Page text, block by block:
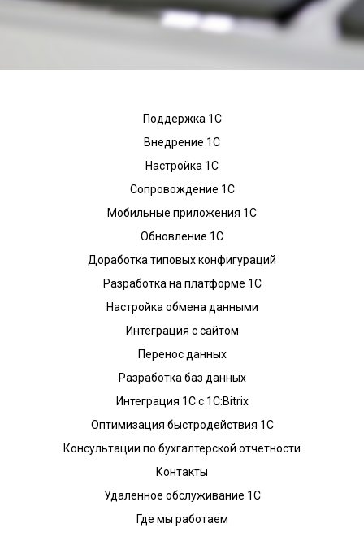
Поддержка 1С
Внедрение 1С
Настройка 1С
Сопровождение 1С
Мобильные приложения 1С
Обновление 1С
Доработка типовых конфигураций
Разработка на платформе 1С
Настройка обмена данными
Интеграция с сайтом
Перенос данных
Разработка баз данных
Интеграция 1С с 1С:Bitrix
Оптимизация быстродействия 1С
Консультации по бухгалтерской отчетности
Контакты
Удаленное обслуживание 1С
Где мы работаем